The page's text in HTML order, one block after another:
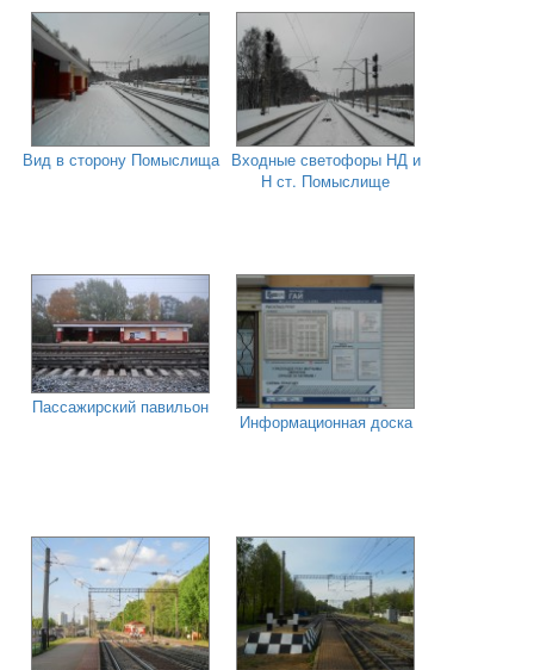
Вид в сторону Помыслища
Входные светофоры НД и
Н ст. Помыслище
Пассажирский павильон
Информационная доска